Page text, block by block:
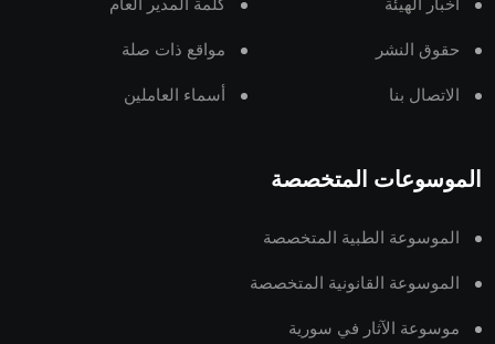
أخبار الهيئة كلمة المدير العام
حقوق النشر مواقع ذات صلة
الاتصال بنا أسماء العاملين
الموسوعات المتخصصة
الموسوعة الطبية المتخصصة
الموسوعة القانونية المتخصصة
موسوعة الآثار في سورية